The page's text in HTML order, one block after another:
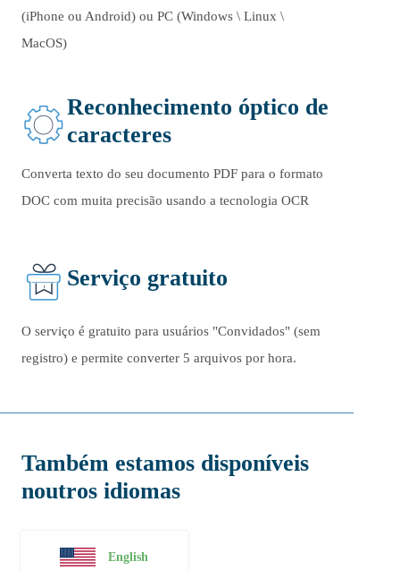
(iPhone ou Android) ou PC (Windows \ Linux \
MacOS)
Reconhecimento óptico de
caracteres
Converta texto do seu documento PDF para o formato
DOC com muita precisão usando a tecnologia OCR
Serviço gratuito
O serviço é gratuito para usuários "Convidados" (sem
registro) e permite converter 5 arquivos por hora.
Também estamos disponíveis
noutros idiomas
English